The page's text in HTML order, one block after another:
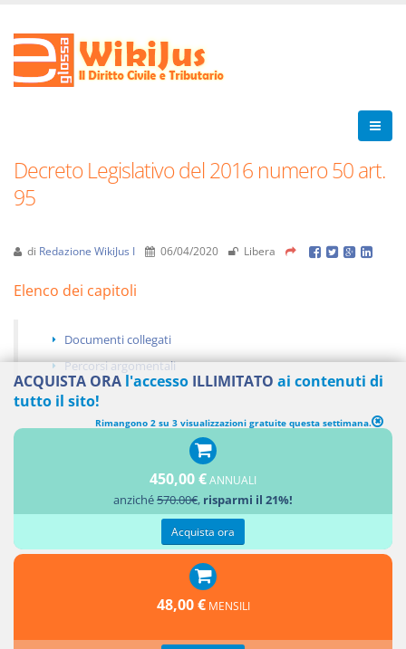
Decreto Legislativo del 2016 numero 50 art.
95
di Redazione WikiJus I 06/04/2020 Libera
Elenco dei capitoli
Documenti collegati
Percorsi argomentali
CRITERI DI AGGIUDICAZIONE DELL'APPALTO
ACQUISTA ORA l'accesso ILLIMITATO ai contenuti di
tutto il sito!
Rimangono 2 su 3 visualizzazioni gratuite questa settimana.
450,00 €ANNUALI
anziché570.00€, risparmi il 21%!
Acquista ora
48,00 € MENSILI